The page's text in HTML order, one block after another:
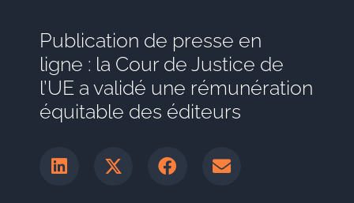
Publication de presse en
ligne : la Cour de Justice de
l’UE a validé une rémunération
équitable des éditeurs